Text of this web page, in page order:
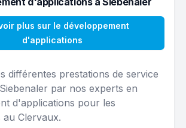
plus sur le développement
d'applications
différentes prestations de service
par nos experts en
d'applications pour les
Clervaux.